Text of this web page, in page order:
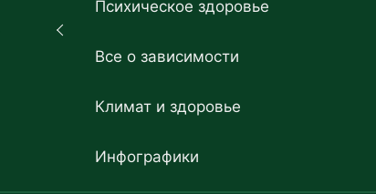
Психическое здоровье
Все о зависимости
Климат и здоровье
Инфографики